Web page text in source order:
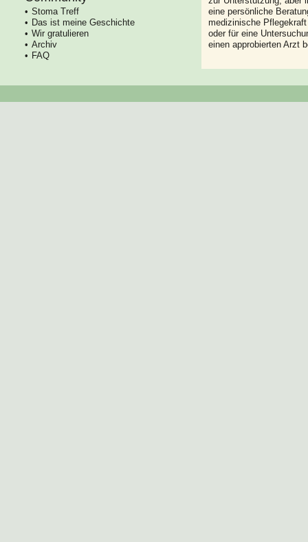
Stoma Treff
Das ist meine Geschichte
Wir gratulieren
Archiv
FAQ
eine persönliche
medizinische
oder für eine
einen approbierten Arzt